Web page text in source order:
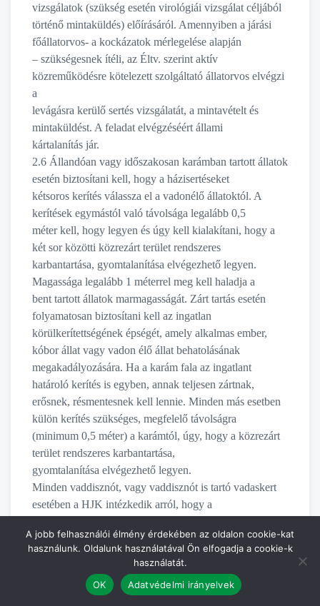
vizsgálatok (szükség esetén virológiái vizsgálat céljából
történő mintaküldés) előírásáról. Amennyiben a járási
főállatorvos- a kockázatok mérlegelése alapján
– szükségesnek ítéli, az Éltv. szerint aktív
közreműködésre kötelezett szolgáltató állatorvos elvégzi
a
levágásra kerülő sertés vizsgálatát, a mintavételt és
mintaküldést. A feladat elvégzéséért állami
kártalanítás jár.
2.6 Állandóan vagy időszakosan karámban tartott állatok
esetén biztosítani kell, hogy a házisertéseket
kétsoros kerítés válassza el a vadonélő állatoktól. A
kerítések egymástól való távolsága legalább 0,5
méter kell, hogy legyen és úgy kell kialakítani, hogy a
két sor közötti közrezárt terület rendszeres
karbantartása, gyomtalanítása elvégezhető legyen.
Magassága legalább 1 méterrel meg kell haladja a
bent tartott állatok marmagasságát. Zárt tartás esetén
folyamatosan biztosítani kell az ingatlan
körülkerítettségének épségét, amely alkalmas ember,
kóbor állat vagy vadon élő állat behatolásának
megakadályozására. Ha a karám fala az ingatlant
határoló kerítés is egyben, annak teljesen zártnak,
erősnek, résmentesnek kell lennie. Minden más esetben
külön kerítés szükséges, megfelelő távolságra
(minimum 0,5 méter) a karámtól, úgy, hogy a közrezárt
terület rendszeres karbantartása,
gyomtalanítása elvégezhető legyen.
Minden vaddisznót, vagy vaddisznót is tartó vadaskert
esetében a HJK intézkedik arról, hogy a
vadászati év végéig diagnosztikai kilövés
keretében, a diagnosztikai kilövésre vonatkozó
kártalanítási szabályok mellett felszámolásra
kerüljön. Amennyiben a vadaskert SZKT-ba vagy
A jobb felhasználói élmény érdekében az oldalon cookie-kat
használunk. Oldalunk használatával Ön elfogadja a cookie-k
használatát.
OK
Adatvédelmi irányelvek